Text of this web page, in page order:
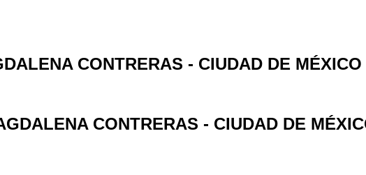
CONTRERAS - CIUDAD DE MÉXICO
CONTRERAS - CIUDAD DE